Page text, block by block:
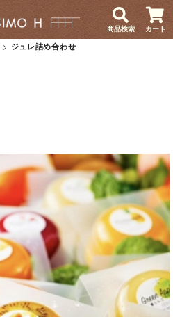
商品検索 カート
> ジュレ詰め合わせ